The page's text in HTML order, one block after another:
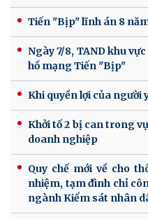
Tiến "Bịp" lĩnh án 8
Ngày 7/8, TAND khu
hồ mạng Tiến "Bịp"
Khi quyền lợi của người
Khởi tố 2 bị can trong
doanh nghiệp
Quy chế mới về cho
nhiệm, tạm đình chỉ
ngành Kiểm sát nhân